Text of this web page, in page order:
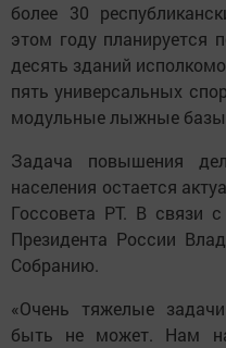
более 30
этом году планируется
десять зданий
пять универсальных
модульные лыжные
Задача повышения
населения остается
Госсовета РТ. В связи
Президента России
Собранию.
«Очень тяжелые
быть не может. Нам